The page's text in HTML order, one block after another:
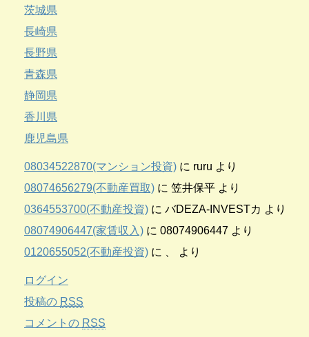
茨城県
長崎県
長野県
青森県
静岡県
香川県
鹿児島県
08034522870(マンション投資) に ruru より
08074656279(不動産買取) に 笠井保平 より
0364553700(不動産投資) に バDEZA-INVESTカ より
08074906447(家賃収入) に 08074906447 より
0120655052(不動産投資) に より
ログイン
投稿の RSS
コメントの RSS